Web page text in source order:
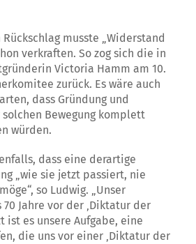
musste „Widerstand
verkraften. So zog sich die in
Victoria Hamm am 10.
zurück. Es wäre auch
dass Gründung und
Bewegung komplett
würden.
dass eine derartige
„wie sie jetzt passiert, nie
so Ludwig. „Unser
70 Jahre vor der ‚Diktatur der
ist es unsere Aufgabe, eine
die uns vor einer ‚Diktatur der